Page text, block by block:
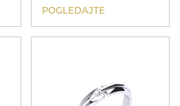
POGLEDAJTE